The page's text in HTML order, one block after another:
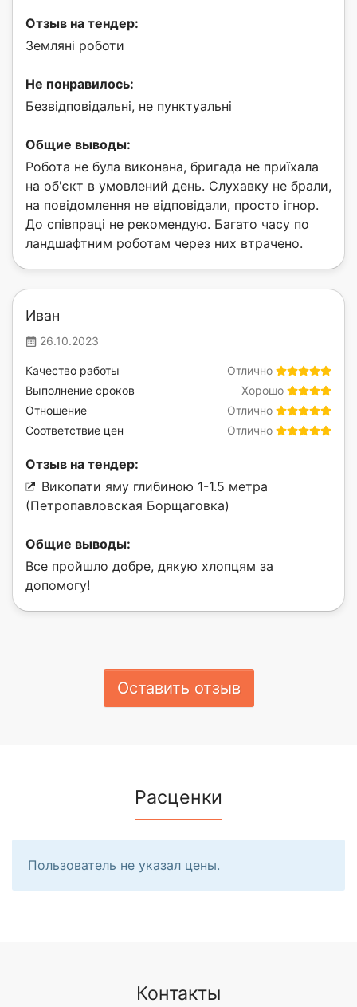
Отзыв на тендер:
Земляні роботи
Не понравилось:
Безвідповідальні, не пунктуальні
Общие выводы:
Робота не була виконана, бригада не приїхала
на об'єкт в умовлений день. Слухавку не брали,
на повідомлення не відповідали, просто ігнор.
До співпраці не рекомендую. Багато часу по
ландшафтним роботам через них втрачено.
Иван
26.10.2023
Отлично
Качество работы
Хорошо
Выполнение сроков
Отлично
Отношение
Отлично
Соответствие цен
Отзыв на тендер:
Викопати яму глибиною 1-1.5 метра
(Петропавловская Борщаговка)
Общие выводы:
Все пройшло добре, дякую хлопцям за
допомогу!
Оставить отзыв
Расценки
Пользователь не указал цены.
Контакты